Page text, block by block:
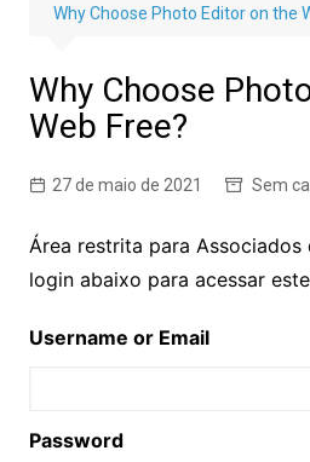
Why Choose Photo Editor on the
Why Choose
Web Free?
27 de maio de 2021 Sem
Área restrita para Associados
login abaixo para acessar
Username or Email
Password